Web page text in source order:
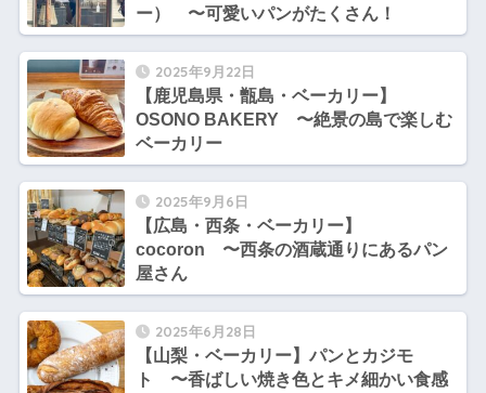
ー） 〜可愛いパンがたくさん！
2025年9月22日
【鹿児島県・甑島・ベーカリー】
OSONO BAKERY 〜絶景の島で楽しむ
ベーカリー
2025年9月6日
【広島・西条・ベーカリー】
cocoron 〜西条の酒蔵通りにあるパン
屋さん
2025年6月28日
【山梨・ベーカリー】パンとカジモ
ト 〜香ばしい焼き色とキメ細かい食感